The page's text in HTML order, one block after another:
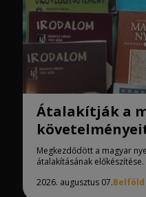
Átalakítják a
Megkezdődött a magyar
átalakításának előkészítése.
2026. augusztus 07.Belföld